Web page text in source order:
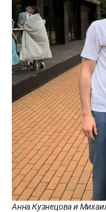
Анна Кузнецова и